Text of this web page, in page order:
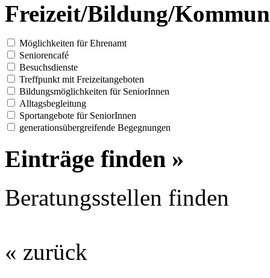
Freizeit/Bildung/
Möglichkeiten für Ehrenamt
Seniorencafé
Besuchsdienste
Treffpunkt mit Freizeitangeboten
Bildungsmöglichkeiten für SeniorInnen
Alltagsbegleitung
Sportangebote für SeniorInnen
generationsübergreifende Begegnungen
Einträge finden »
Beratungsstellen finden
« zurück